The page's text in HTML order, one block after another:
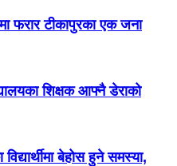
फरार टीकापुरका एक जना
शिक्षक आफ्नै डेराको
बेहोस हुने समस्या,